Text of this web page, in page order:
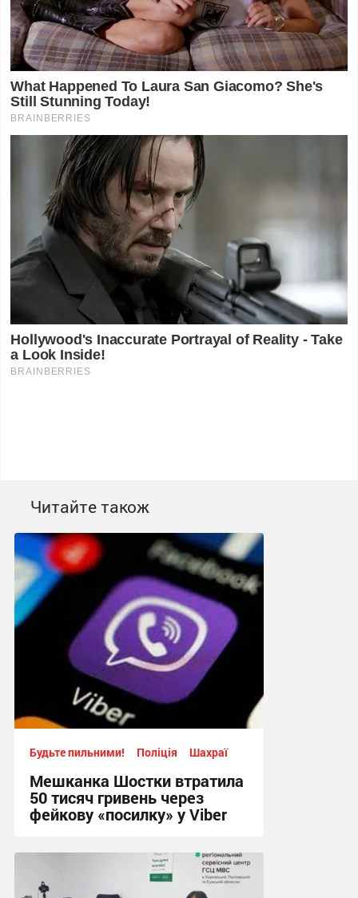
Читайте також
Будьте пильними! Поліція Шахраї
Мешканка Шостки втратила
50 тисяч гривень через
фейкову «посилку» у Viber